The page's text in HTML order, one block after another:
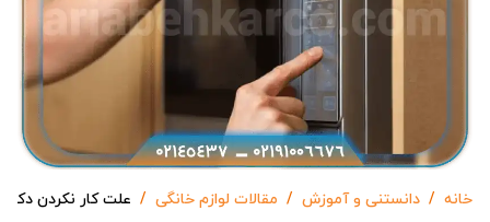
خانه دانستنی و آموزش مقالات لوازم خانگی علت کار نکردن